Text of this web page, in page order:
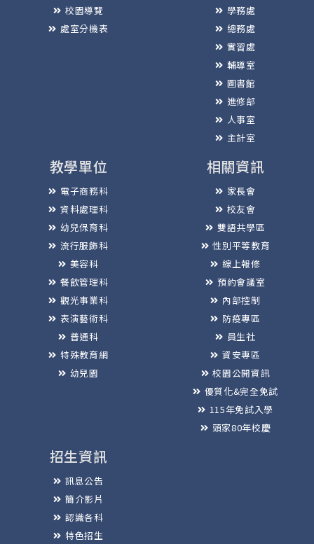
校園導覽
處室分機表
學務處
總務處
實習處
輔導室
圖書館
進修部
人事室
主計室
教學單位
電子商務科
資料處理科
幼兒保育科
流行服飾科
美容科
餐飲管理科
觀光事業科
表演藝術科
普通科
特殊教育網
幼兒園
相關資訊
家長會
校友會
雙語共學區
性別平等教育
線上報修
預約會議室
內部控制
防疫專區
員生社
資安專區
校園公開資訊
優質化&完全免試
115年免試入學
頭家80年校慶
招生資訊
訊息公告
簡介影片
認識各科
特色招生